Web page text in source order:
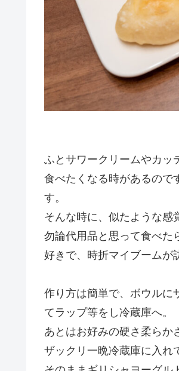
ふとサワークリームやカッ
食べたくなる時があるの
す。
そんな時に、似たような感
勿論代用品と思って食べた
好きで、時折マイブームが
作り方は簡単で、ボウルに
てラップ等をし冷蔵庫へ。
あとはお好みの硬さ柔らか
ザックリ一晩冷蔵庫に入れ